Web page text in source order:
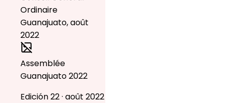
Assemblée
Guanajuato 2022
Edición 22 · août 2022